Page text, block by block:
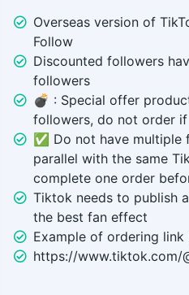
Overseas version of
Follow
Discounted followers
followers
💣 ︎: Special offer
followers, do not order
✅ Do not have multiple
parallel with the same
complete one order
Tiktok needs to publish
the best fan effect
Example of ordering
https://www.tiktok.com/